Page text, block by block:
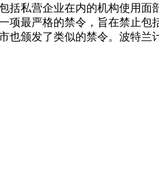
私营企业在内的机构使用面
项最严格的禁令，旨在禁止包
颁发了类似的禁令。波特兰